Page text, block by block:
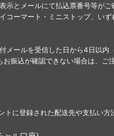
示とメールにて払込票番号等が
コーマート・ミニストップ、い
メールを受信した日から4日以
お振込が確認できない場合は、
トに登録された配送先や支払い方